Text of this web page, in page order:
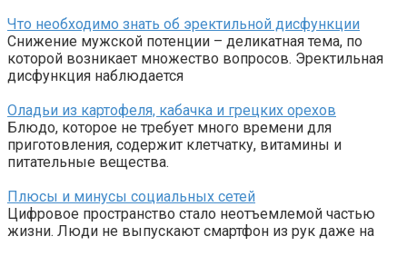
Что необходимо знать об эректильной дисфункции
Снижение мужской потенции – деликатная тема, по
которой возникает множество вопросов. Эректильная
дисфункция наблюдается
Оладьи из картофеля, кабачка и грецких орехов
Блюдо, которое не требует много времени для
приготовления, содержит клетчатку, витамины и
питательные вещества.
Плюсы и минусы социальных сетей
Цифровое пространство стало неотъемлемой частью
жизни. Люди не выпускают смартфон из рук даже на